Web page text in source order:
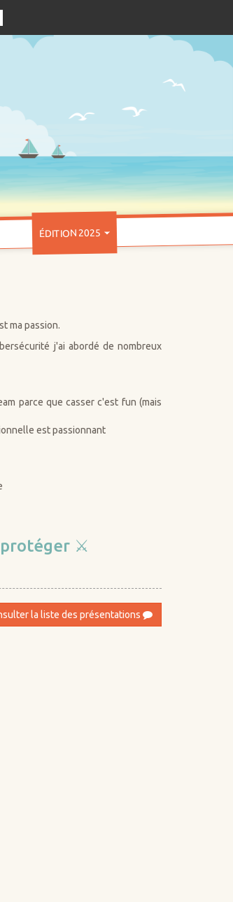
ÉDITION 2025
ma passion.
j'ai abordé de nombreux
parce que casser c'est fun (mais
est passionnant
protéger ⚔️
la liste des présentations